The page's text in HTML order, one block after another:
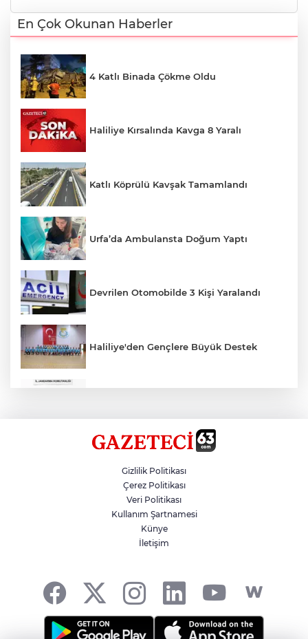
En Çok Okunan Haberler
4 Katlı Binada Çökme Oldu
Haliliye Kırsalında Kavga 8 Yaralı
Katlı Köprülü Kavşak Tamamlandı
Urfa’da Ambulansta Doğum Yaptı
Devrilen Otomobilde 3 Kişi Yaralandı
Haliliye'den Gençlere Büyük Destek
Hikmet Başak’tan Ulaşım Çalışması
Atatürk Bulvarında Asfalt Yenileniyor
Gizlilik Politikası
Çerez Politikası
Veri Politikası
Kullanım Şartnamesi
Künye
İletişim